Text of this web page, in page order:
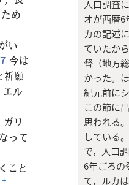
人口調査
オが西暦
カの記述
ていたか
督（地方
かった。
紀元前に
この節に
思われる
している
で，人口
6年ごろ
て，ルカ
め
い
今は
祈願
エル
ガリ
って
こと